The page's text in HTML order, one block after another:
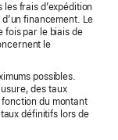
les frais d’expédition
financement. Le
fois par le biais de
le
possibles.
des taux
du montant
définitifs lors de